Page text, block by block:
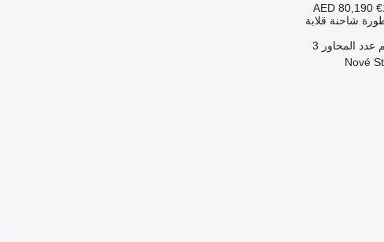
AED 80,190
شاحنة قلابة
عدد المحاور 3